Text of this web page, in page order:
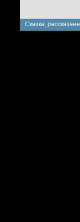
Сказка,